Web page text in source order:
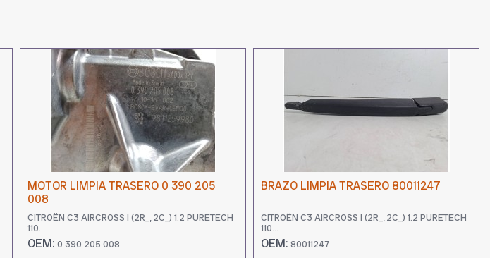
MOTOR LIMPIA TRASERO 0 390 205
008
CITROËN C3 AIRCROSS I (2R_, 2C_) 1.2 PURETECH
110...
OEM: 0 390 205 008
BRAZO LIMPIA TRASERO 80011247
CITROËN C3 AIRCROSS I (2R_, 2C_) 1.2 PURETECH
110...
OEM: 80011247